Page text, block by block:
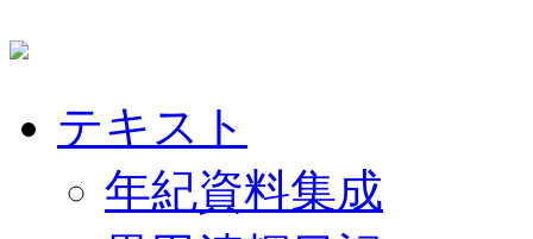
テキスト
年紀資料集成